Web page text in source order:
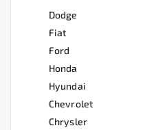
Dodge
Fiat
Ford
Honda
Hyundai
Chevrolet
Chrysler